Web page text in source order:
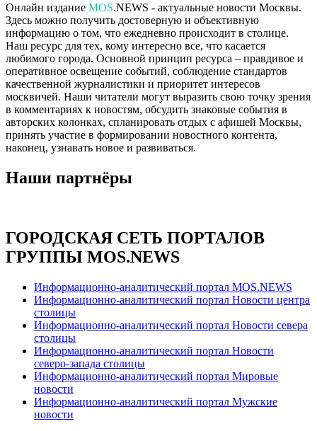
Онлайн издание MOS.NEWS - актуальные новости Москвы.
Здесь можно получить достоверную и объективную
информацию о том, что ежедневно происходит в столице.
Наш ресурс для тех, кому интересно все, что касается
любимого города. Основной принцип ресурса – правдивое и
оперативное освещение событий, соблюдение стандартов
качественной журналистики и приоритет интересов
москвичей. Наши читатели могут выразить свою точку зрения
в комментариях к новостям, обсудить знаковые события в
авторских колонках, спланировать отдых с афишей Москвы,
принять участие в формировании новостного контента,
наконец, узнавать новое и развиваться.
Наши партнёры
ГОРОДСКАЯ СЕТЬ ПОРТАЛОВ
ГРУППЫ MOS.NEWS
Информационно-аналитический портал MOS.NEWS
Информационно-аналитический портал Новости центра
столицы
Информационно-аналитический портал Новости севера
столицы
Информационно-аналитический портал Новости
северо-запада столицы
Информационно-аналитический портал Мировые
новости
Информационно-аналитический портал Мужские
новости